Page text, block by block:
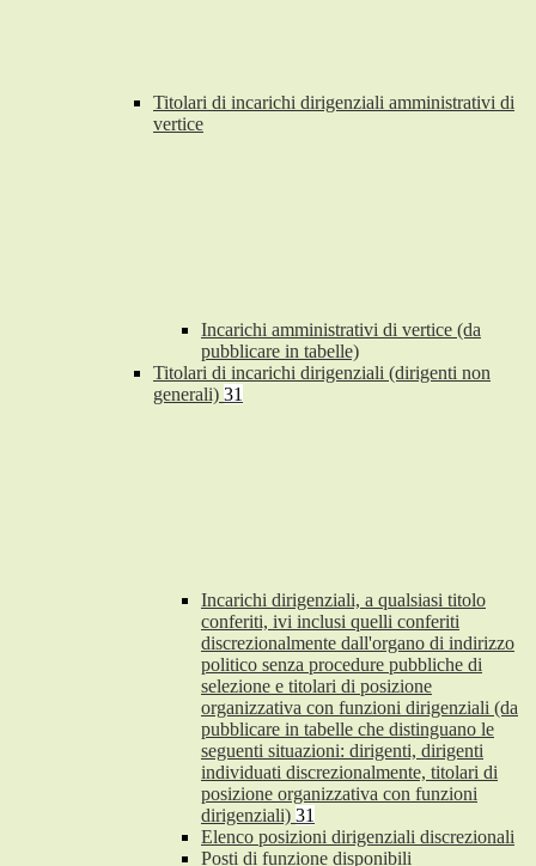
Titolari di incarichi dirigenziali amministrativi di
vertice
Incarichi amministrativi di vertice (da
pubblicare in tabelle)
Titolari di incarichi dirigenziali (dirigenti non
generali) 31
Incarichi dirigenziali, a qualsiasi titolo
conferiti, ivi inclusi quelli conferiti
discrezionalmente dall'organo di indirizzo
politico senza procedure pubbliche di
selezione e titolari di posizione
organizzativa con funzioni dirigenziali (da
pubblicare in tabelle che distinguano le
seguenti situazioni: dirigenti, dirigenti
individuati discrezionalmente, titolari di
posizione organizzativa con funzioni
dirigenziali) 31
Elenco posizioni dirigenziali discrezionali
Posti di funzione disponibili